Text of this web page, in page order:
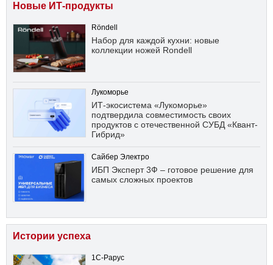
Новые ИТ-продукты
Röndell
Набор для каждой кухни: новые
коллекции ножей Rondell
Лукоморье
ИТ-экосистема «Лукоморье»
подтвердила совместимость своих
продуктов с отечественной СУБД «Квант-
Гибрид»
Сайбер Электро
ИБП Эксперт 3Ф – готовое решение для
самых сложных проектов
Истории успеха
1С-Рарус